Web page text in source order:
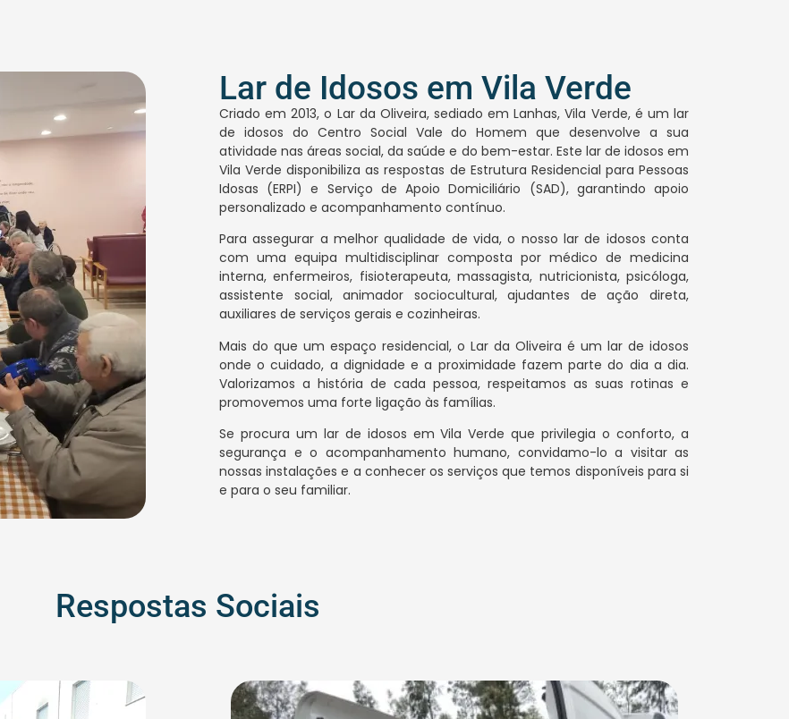
Lar de Idosos em Vila Verde
Criado em 2013, o Lar da Oliveira, sediado em Lanhas, Vila Verde, é um lar
de idosos do Centro Social Vale do Homem que desenvolve a sua
atividade nas áreas social, da saúde e do bem-estar. Este lar de idosos em
Vila Verde disponibiliza as respostas de Estrutura Residencial para Pessoas
Idosas (ERPI) e Serviço de Apoio Domiciliário (SAD), garantindo apoio
personalizado e acompanhamento contínuo.
Para assegurar a melhor qualidade de vida, o nosso lar de idosos conta
com uma equipa multidisciplinar composta por médico de medicina
interna, enfermeiros, fisioterapeuta, massagista, nutricionista, psicóloga,
assistente social, animador sociocultural, ajudantes de ação direta,
auxiliares de serviços gerais e cozinheiras.
Mais do que um espaço residencial, o Lar da Oliveira é um lar de idosos
onde o cuidado, a dignidade e a proximidade fazem parte do dia a dia.
Valorizamos a história de cada pessoa, respeitamos as suas rotinas e
promovemos uma forte ligação às famílias.
Se procura um lar de idosos em Vila Verde que privilegia o conforto, a
segurança e o acompanhamento humano, convidamo-lo a visitar as
nossas instalações e a conhecer os serviços que temos disponíveis para si
e para o seu familiar.
Respostas Sociais